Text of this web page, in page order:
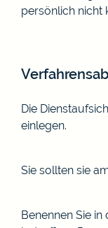
persönlich nicht
Die
einlegen.
Sie sollten sie
Benennen Sie